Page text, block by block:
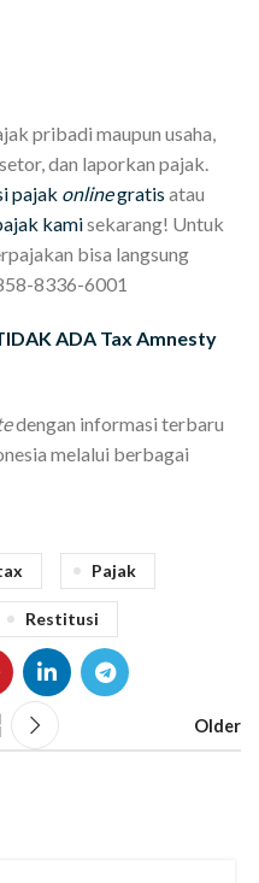
pribadi maupun usaha,
dan laporkan pajak.
pajak onlinegratis atau
kamisekarang! Untuk
bisa langsung
8336-6001
ADA Tax Amnesty
dengan informasi terbaru
melalui berbagai
Pajak
Restitusi
Older